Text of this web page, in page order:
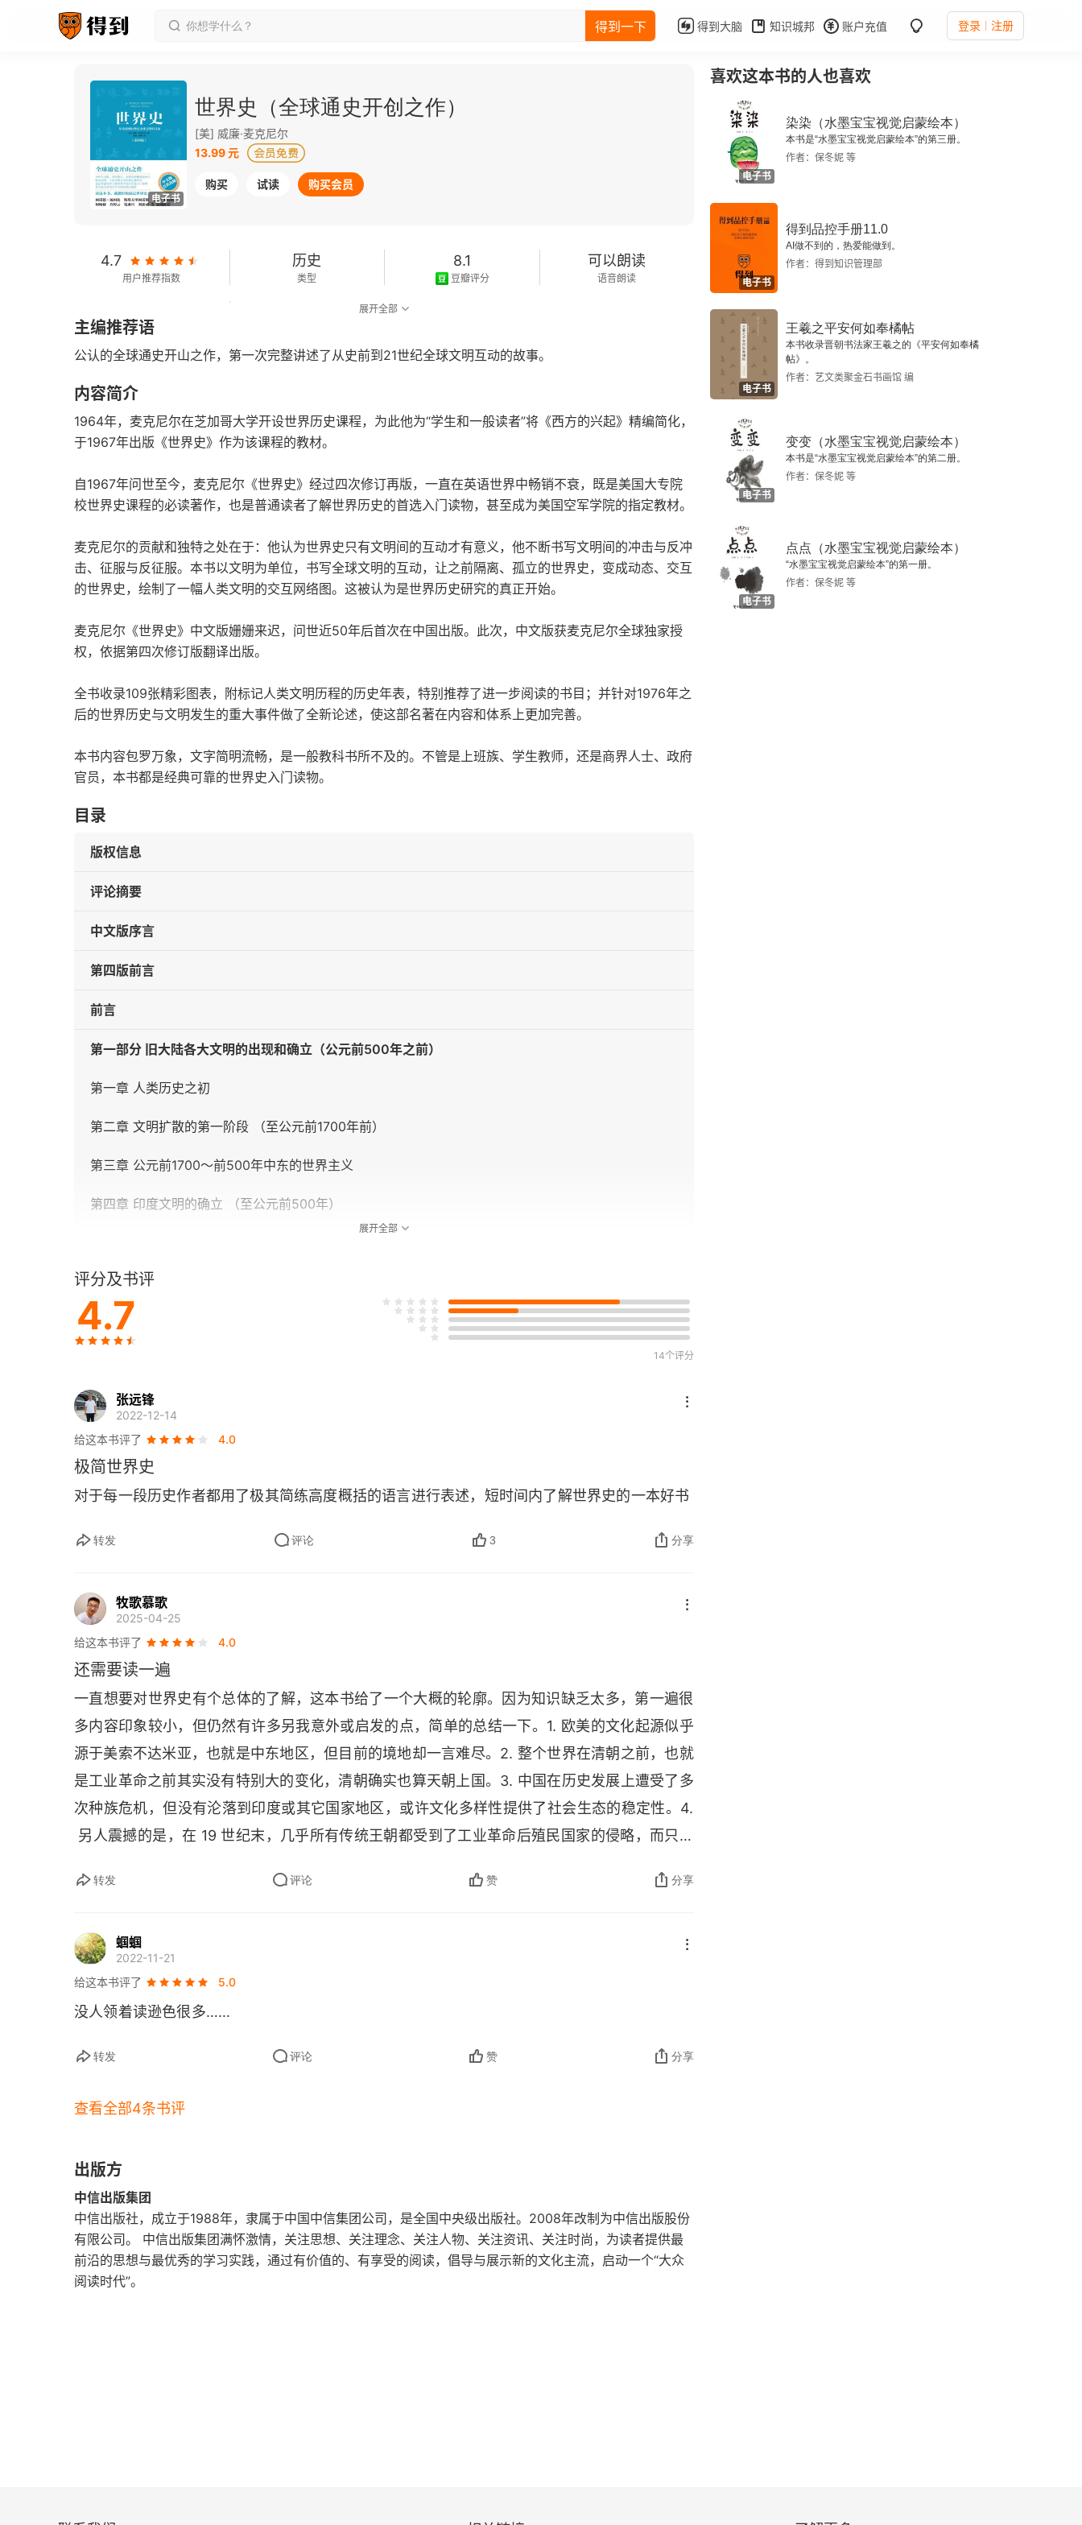
得到一下 得到大脑 知识城邦 账户充值 登录 注册
电子书
世界史（全球通史开创之作）
[美] 威廉·麦克尼尔
13.99 元
购买 试读 购买会员
4.7
用户推荐指数
历史
类型
8.1
豆瓣评分
可以朗读
语音朗读
字数
展开全部
主编推荐语
公认的全球通史开山之作，第一次完整讲述了从史前到21世纪全球文明互动的故事。
内容简介
1964年，麦克尼尔在芝加哥大学开设世界历史课程，为此他为“学生和一般读者”将《西方的兴起》精编简化，
于1967年出版《世界史》作为该课程的教材。
自1967年问世至今，麦克尼尔《世界史》经过四次修订再版，一直在英语世界中畅销不衰，既是美国大专院
校世界史课程的必读著作，也是普通读者了解世界历史的首选入门读物，甚至成为美国空军学院的指定教材。
麦克尼尔的贡献和独特之处在于：他认为世界史只有文明间的互动才有意义，他不断书写文明间的冲击与反冲
击、征服与反征服。本书以文明为单位，书写全球文明的互动，让之前隔离、孤立的世界史，变成动态、交互
的世界史，绘制了一幅人类文明的交互网络图。这被认为是世界历史研究的真正开始。
麦克尼尔《世界史》中文版姗姗来迟，问世近50年后首次在中国出版。此次，中文版获麦克尼尔全球独家授
权，依据第四次修订版翻译出版。
全书收录109张精彩图表，附标记人类文明历程的历史年表，特别推荐了进一步阅读的书目；并针对1976年之
后的世界历史与文明发生的重大事件做了全新论述，使这部名著在内容和体系上更加完善。
本书内容包罗万象，文字简明流畅，是一般教科书所不及的。不管是上班族、学生教师，还是商界人士、政府
官员，本书都是经典可靠的世界史入门读物。
目录
版权信息
评论摘要
中文版序言
第四版前言
前言
第一部分 旧大陆各大文明的出现和确立（公元前500年之前）
第一章 人类历史之初
第二章 文明扩散的第一阶段 （至公元前1700年前）
第三章 公元前1700～前500年中东的世界主义
第四章 印度文明的确立 （至公元前500年）
第六章 中国文明的确立 （至公元前500年）
第七章 蛮族世界的变化 （公元前1700～前500年）
第二部分 各大文明之间的平衡（公元前500～公元1500年）
第八章 希腊文明的繁荣 （公元前500～336年）
第九章 希腊化文明的传播 （公元前500～公元200年）
第十二章 蛮族入侵和农耕文明的应对 （公元200～600年）
第十三章 伊斯兰教的兴起
第十四章 中国、印度和欧洲 （600～1000年）
第十五章 突厥和蒙古征服的影响 （1000～1500年）
第十六章 中世纪欧洲和日本 （1000～1500年）
第十七章 1500年前文明世界的边缘
第十九章 欧洲的自我转型 （1500～1648年）
第二十章 欧洲的外围：俄罗斯和美洲 （1500～1648年）
第二十一章 伊斯兰教王国及其印度教和基督教臣民共同体 （1500～1700年）
第二十二章 1500～1700年的远东
第二十五章 亚洲对欧洲旧制度的反应 （1700～1850年）
第三部分进一步阅读书目
第四部分 全球性世界主义的开端
第二十六章 “工业革命”和“民主革命”引发的西方文明转型 （1789～1914年）
译后记
展开全部
评分及书评
4.7
14个评分
张远锋
2022-12-14
给这本书评了
4.0
极简世界史
对于每一段历史作者都用了极其简练高度概括的语言进行表述，短时间内了解世界史的一本好书
转发 评论 3 分享
牧歌慕歌
2025-04-25
给这本书评了
4.0
还需要读一遍
一直想要对世界史有个总体的了解，这本书给了一个大概的轮廓。因为知识缺乏太多，第一遍很
多内容印象较小，但仍然有许多另我意外或启发的点，简单的总结一下。1. 欧美的文化起源似乎
源于美索不达米亚，也就是中东地区，但目前的境地却一言难尽。2. 整个世界在清朝之前，也就
是工业革命之前其实没有特别大的变化，清朝确实也算天朝上国。3. 中国在历史发展上遭受了多
次种族危机，但没有沦落到印度或其它国家地区，或许文化多样性提供了社会生态的稳定性。4.
另人震撼的是，在 19 世纪末，几乎所有传统王朝都受到了工业革命后殖民国家的侵略，而只有
神让日本成为了一个发展奇迹，想起了抗日神剧里的一句 “识时务者为俊杰”。5. 日本发展的成功
民族复兴，指日可待。
转发 评论 赞 分享
蝈蝈
2022-11-21
给这本书评了
5.0
没人领着读逊色很多……
转发 评论 赞 分享
查看全部4条书评
出版方
中信出版集团
中信出版社，成立于1988年，隶属于中国中信集团公司，是全国中央级出版社。2008年改制为中信出版股份
有限公司。 中信出版集团满怀激情，关注思想、关注理念、关注人物、关注资讯、关注时尚，为读者提供最
前沿的思想与最优秀的学习实践，通过有价值的、有享受的阅读，倡导与展示新的文化主流，启动一个“大众
阅读时代”。
喜欢这本书的人也喜欢
电子书
染染（水墨宝宝视觉启蒙绘本）
本书是“水墨宝宝视觉启蒙绘本”的第三册。
作者：保冬妮 等
电子书
得到品控手册11.0
AI做不到的，热爱能做到。
作者：得到知识管理部
电子书
王羲之平安何如奉橘帖
本书收录晋朝书法家王羲之的《平安何如奉橘
帖》。
作者：艺文类聚金石书画馆 编
电子书
变变（水墨宝宝视觉启蒙绘本）
本书是“水墨宝宝视觉启蒙绘本”的第二册。
作者：保冬妮 等
电子书
点点（水墨宝宝视觉启蒙绘本）
“水墨宝宝视觉启蒙绘本”的第一册。
作者：保冬妮 等